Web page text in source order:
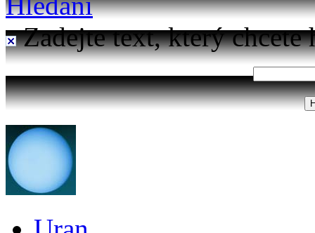
Zadejte text, který chcete